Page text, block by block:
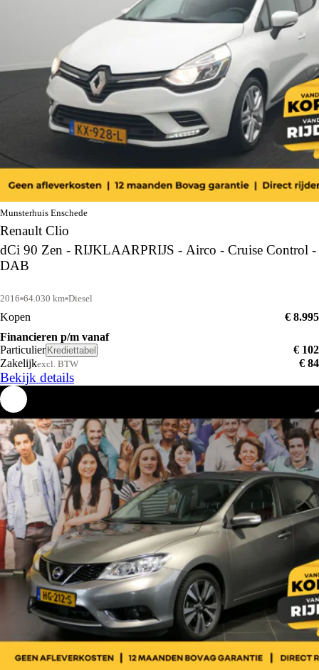
Munsterhuis Enschede
Renault Clio
dCi 90 Zen - RIJKLAARPRIJS - Airco - Cruise Control -
DAB
2016 64.030 km Diesel
Kopen
€ 8.995
Financieren p/m vanaf
Particulier Krediettabel
€ 102
Zakelijkexcl. BTW € 84
Bekijk details